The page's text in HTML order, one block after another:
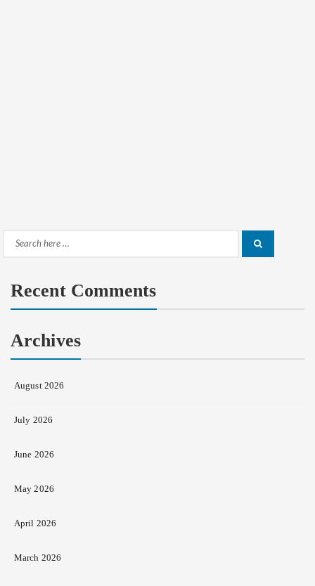
Search
Recent Comments
Archives
August 2026
July 2026
June 2026
May 2026
April 2026
March 2026